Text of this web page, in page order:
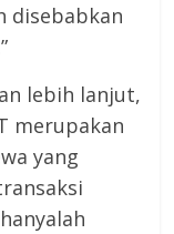
disebabkan
lebih lanjut,
merupakan
yang